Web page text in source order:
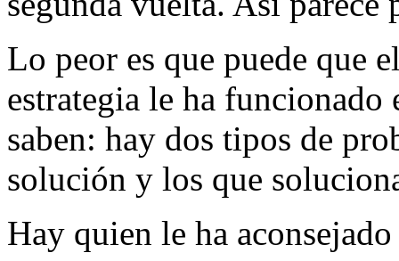
Lo peor es que puede que
estrategia le ha funcionado
saben: hay dos tipos de
solución y los que
Hay quien le ha